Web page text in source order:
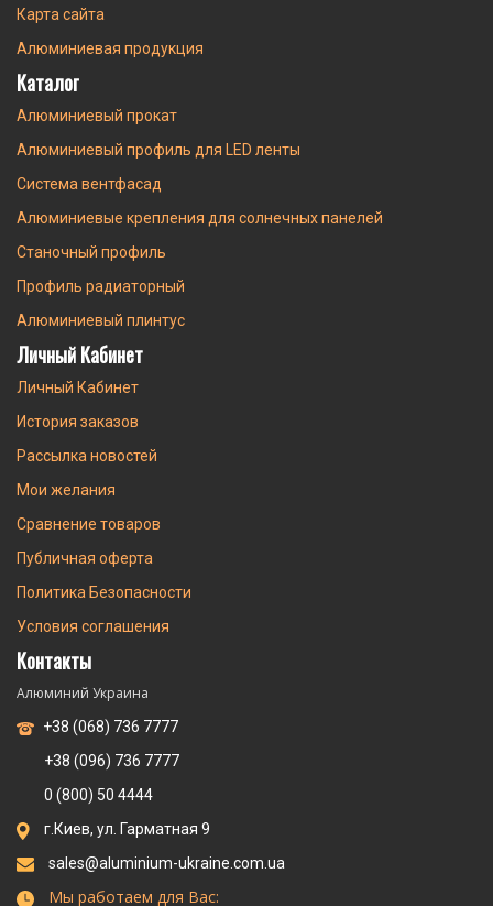
Карта сайта
Алюминиевая продукция
Каталог
Алюминиевый прокат
Алюминиевый профиль для LED ленты
Система вентфасад
Алюминиевые крепления для солнечных панелей
Станочный профиль
Профиль радиаторный
Алюминиевый плинтус
Личный Кабинет
Личный Кабинет
История заказов
Рассылка новостей
Мои желания
Сравнение товаров
Публичная оферта
Политика Безопасности
Условия соглашения
Контакты
Алюминий Украина
+38 (068) 736 7777
+38 (096) 736 7777
0 (800) 50 4444
г.Киев, ул. Гарматная 9
sales@aluminium-ukraine.com.ua
Мы работаем для Вас: